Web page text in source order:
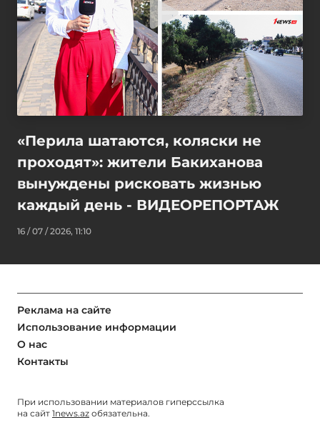
«Перила шатаются, коляски не
проходят»: жители Бакиханова
вынуждены рисковать жизнью
каждый день - ВИДЕОРЕПОРТАЖ
16 / 07 / 2026, 11:10
Реклама на сайте
Использование информации
О нас
Контакты
При использовании материалов гиперссылка
на сайт 1news.az обязательна.